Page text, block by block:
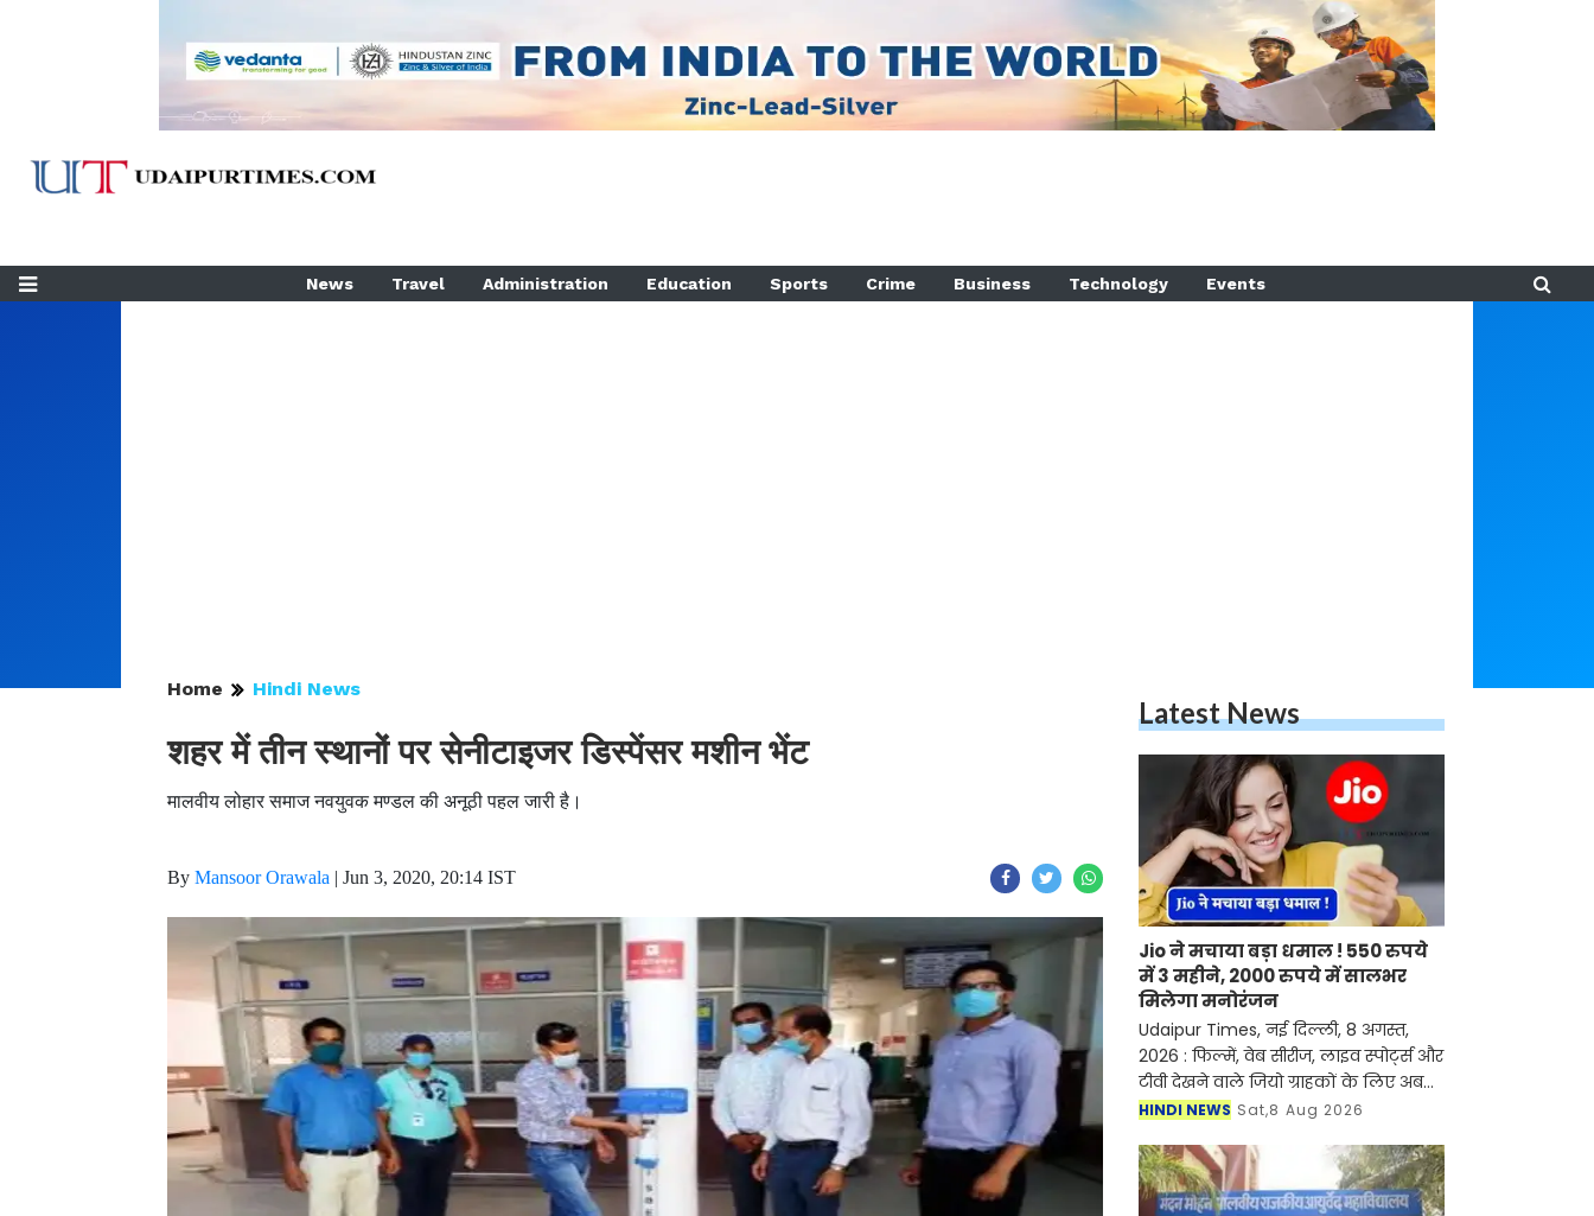
News Travel Administration Education Sports Crime Business Technology Events
Home Hindi News
शहर में तीन स्थानों पर सेनीटाइजर डिस्पेंसर मशीन भेंट
मालवीय लोहार समाज नवयुवक मण्डल की अनूठी पहल जारी है।
By Mansoor Orawala | Jun 3, 2020, 20:14 IST
Latest News
Jio ने मचाया बड़ा धमाल ! 550 रुपये
में 3 महीने, 2000 रुपये में सालभर
मिलेगा मनोरंजन
Udaipur Times, नई दिल्ली, 8 अगस्त,
2026 : फिल्में, वेब सीरीज, लाइव स्पोर्ट्स और
टीवी देखने वाले जियो ग्राहकों के लिए अब
लंबे समय के OTT-Pass भी उपलब्ध होंगे।
रु
HINDI NEWS Sat,8 Aug 2026